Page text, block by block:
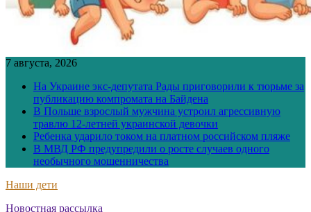
7 августа, 2026
На Украине экс-депутата Рады приговорили к тюрьме за
публикацию компромата на Байдена
В Польше взрослый мужчина устроил агрессивную
травлю 12-летней украинской девочки
Ребенка ударило током на платном российском пляже
В МВД РФ предупредили о росте случаев одного
необычного мошенничества
Наши дети
Новостная рассылка